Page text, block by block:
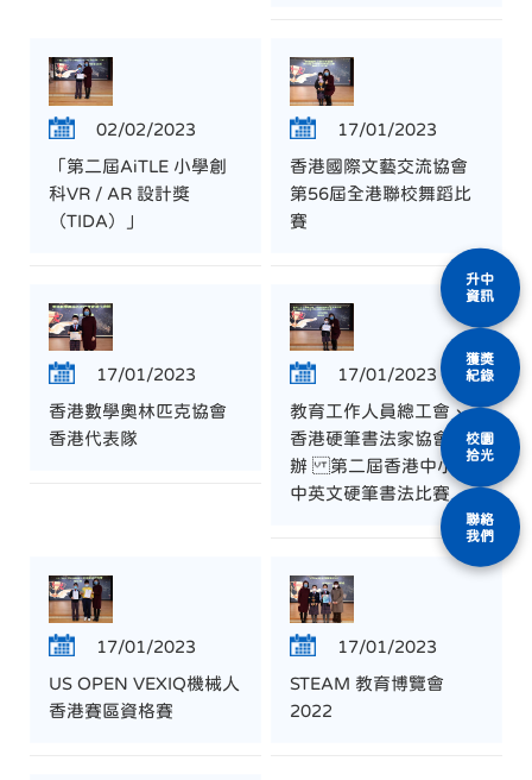
02/02/2023
「第二屆AiTLE 小學創
科VR / AR 設計獎
（TIDA）」
17/01/2023
香港國際文藝交流協會
第56屆全港聯校舞蹈比
賽
17/01/2023
香港數學奧林匹克協會
香港代表隊
17/01/2023
教育工作人員總工會、
香港硬筆書法家協會合
辦 第二屆香港中小學
中英文硬筆書法比賽
17/01/2023
US OPEN VEXIQ機械人
香港賽區資格賽
17/01/2023
STEAM 教育博覽會
2022
升中
資訊
獲獎
紀錄
校園
拾光
聯絡
我們